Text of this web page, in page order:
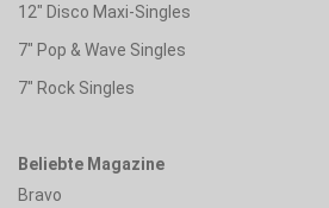
12" Disco Maxi-Singles
7" Pop & Wave Singles
7" Rock Singles
Beliebte Magazine
Bravo